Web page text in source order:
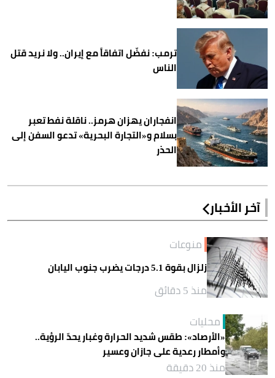
ترمب: نفضّل اتفاقاً مع إيران.. ولا نريد قتل
الناس
انفجاران يهزان هرمز.. ناقلة نفط تعبر
بسلام و«التجارة البحرية» تدعو السفن إلى
الحذر
آخر الأخبار
منوعات
زلزال بقوة 5.1 درجات يضرب جنوب اليابان
منذ 5 دقائق
محليات
«الأرصاد»: طقس شديد الحرارة وغبار يحدّ الرؤية..
وأمطار رعدية على جازان وعسير
منذ 20 دقيقة